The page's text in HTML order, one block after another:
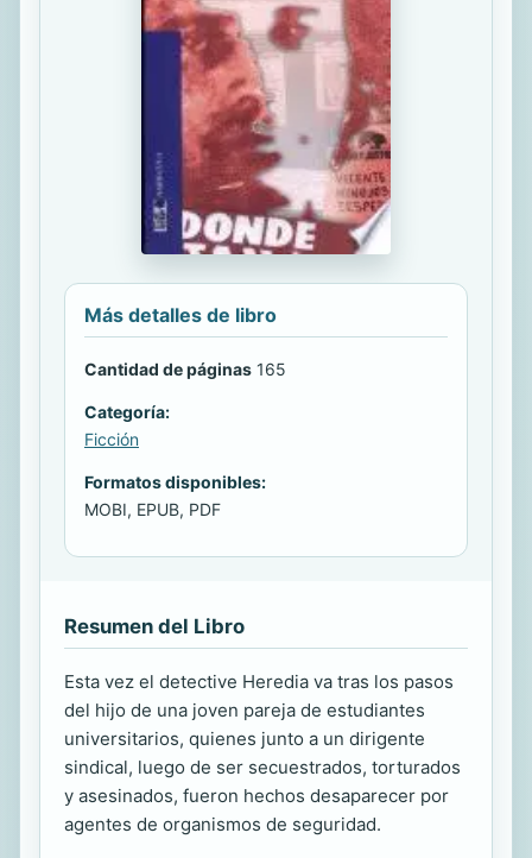
Más detalles de libro
Cantidad de páginas 165
Categoría:
Ficción
Formatos disponibles:
MOBI, EPUB, PDF
Resumen del Libro
Esta vez el detective Heredia va tras los pasos
del hijo de una joven pareja de estudiantes
universitarios, quienes junto a un dirigente
sindical, luego de ser secuestrados, torturados
y asesinados, fueron hechos desaparecer por
agentes de organismos de seguridad.